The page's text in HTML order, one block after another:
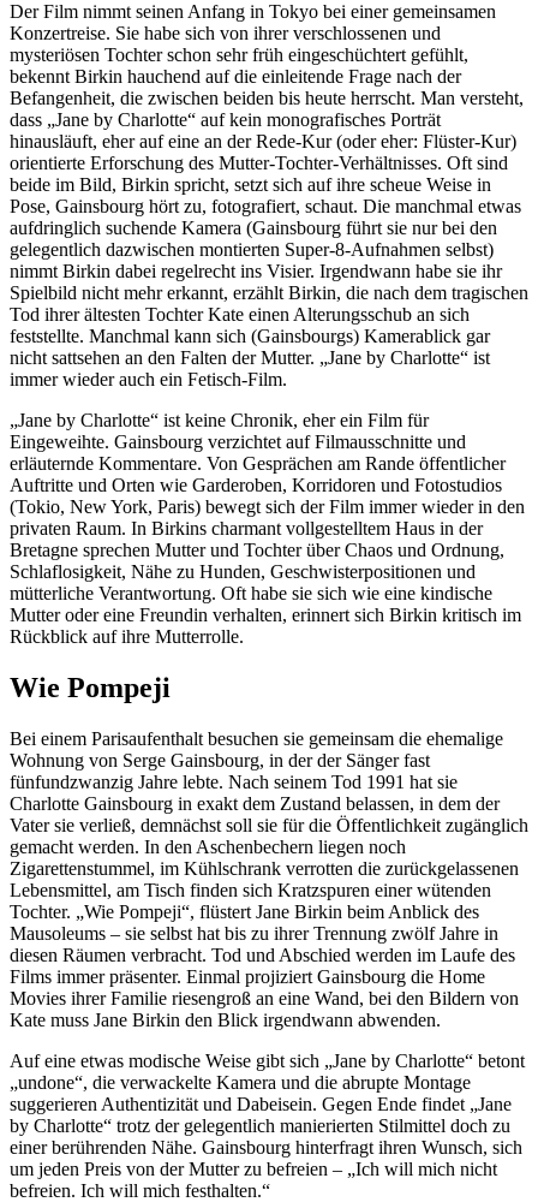
Der Film nimmt seinen Anfang in Tokyo bei einer gemeinsamen
Konzertreise. Sie habe sich von ihrer verschlossenen und
mysteriösen Tochter schon sehr früh eingeschüchtert gefühlt,
bekennt Birkin hauchend auf die einleitende Frage nach der
Befangenheit, die zwischen beiden bis heute herrscht. Man versteht,
dass „Jane by Charlotte“ auf kein monografisches Porträt
hinausläuft, eher auf eine an der Rede-Kur (oder eher: Flüster-Kur)
orientierte Erforschung des Mutter-Tochter-Verhältnisses. Oft sind
beide im Bild, Birkin spricht, setzt sich auf ihre scheue Weise in
Pose, Gainsbourg hört zu, fotografiert, schaut. Die manchmal etwas
aufdringlich suchende Kamera (Gainsbourg führt sie nur bei den
gelegentlich dazwischen montierten Super-8-Aufnahmen selbst)
nimmt Birkin dabei regelrecht ins Visier. Irgendwann habe sie ihr
Spielbild nicht mehr erkannt, erzählt Birkin, die nach dem tragischen
Tod ihrer ältesten Tochter Kate einen Alterungsschub an sich
feststellte. Manchmal kann sich (Gainsbourgs) Kamerablick gar
nicht sattsehen an den Falten der Mutter. „Jane by Charlotte“ ist
immer wieder auch ein Fetisch-Film.
„Jane by Charlotte“ ist keine Chronik, eher ein Film für
Eingeweihte. Gainsbourg verzichtet auf Filmausschnitte und
erläuternde Kommentare. Von Gesprächen am Rande öffentlicher
Auftritte und Orten wie Garderoben, Korridoren und Fotostudios
(Tokio, New York, Paris) bewegt sich der Film immer wieder in den
privaten Raum. In Birkins charmant vollgestelltem Haus in der
Bretagne sprechen Mutter und Tochter über Chaos und Ordnung,
Schlaflosigkeit, Nähe zu Hunden, Geschwisterpositionen und
mütterliche Verantwortung. Oft habe sie sich wie eine kindische
Mutter oder eine Freundin verhalten, erinnert sich Birkin kritisch im
Rückblick auf ihre Mutterrolle.
Wie Pompeji
Bei einem Parisaufenthalt besuchen sie gemeinsam die ehemalige
Wohnung von Serge Gainsbourg, in der der Sänger fast
fünfundzwanzig Jahre lebte. Nach seinem Tod 1991 hat sie
Charlotte Gainsbourg in exakt dem Zustand belassen, in dem der
Vater sie verließ, demnächst soll sie für die Öffentlichkeit zugänglich
gemacht werden. In den Aschenbechern liegen noch
Zigarettenstummel, im Kühlschrank verrotten die zurückgelassenen
Lebensmittel, am Tisch finden sich Kratzspuren einer wütenden
Tochter. „Wie Pompeji“, flüstert Jane Birkin beim Anblick des
Mausoleums – sie selbst hat bis zu ihrer Trennung zwölf Jahre in
diesen Räumen verbracht. Tod und Abschied werden im Laufe des
Films immer präsenter. Einmal projiziert Gainsbourg die Home
Movies ihrer Familie riesengroß an eine Wand, bei den Bildern von
Kate muss Jane Birkin den Blick irgendwann abwenden.
Auf eine etwas modische Weise gibt sich „Jane by Charlotte“ betont
„undone“, die verwackelte Kamera und die abrupte Montage
suggerieren Authentizität und Dabeisein. Gegen Ende findet „Jane
by Charlotte“ trotz der gelegentlich manierierten Stilmittel doch zu
einer berührenden Nähe. Gainsbourg hinterfragt ihren Wunsch, sich
um jeden Preis von der Mutter zu befreien – „Ich will mich nicht
befreien. Ich will mich festhalten.“